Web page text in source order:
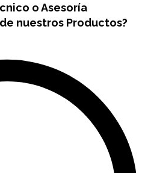
o Asesoría
nuestros Productos?